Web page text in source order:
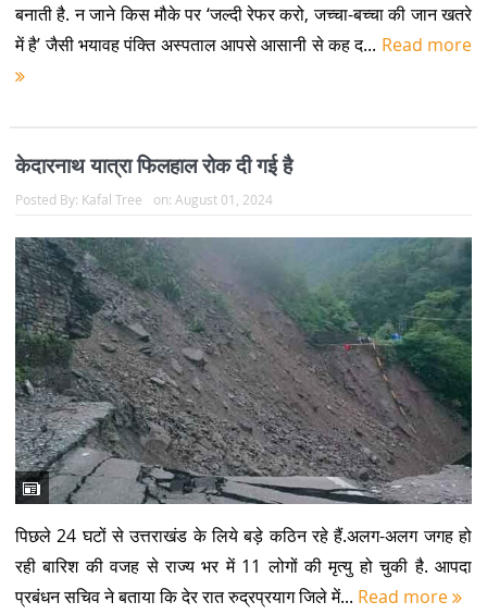
बनाती है. न जाने किस मौके पर ‘जल्दी रेफर करो, जच्चा-बच्चा की जान खतरे
में है’ जैसी भयावह पंक्ति अस्पताल आपसे आसानी से कह द... Read more
केदारनाथ यात्रा फिलहाल रोक दी गई है
Posted By: Kafal Tree on: August 01, 2024
पिछले 24 घटों से उत्तराखंड के लिये बड़े कठिन रहे हैं.अलग-अलग जगह हो
रही बारिश की वजह से राज्य भर में 11 लोगों की मृत्यु हो चुकी है. आपदा
प्रबंधन सचिव ने बताया कि देर रात रुद्रप्रयाग जिले में... Read more